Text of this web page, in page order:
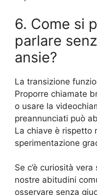
6. Come si
parlare
ansie?
La transizione
Proporre chiamate
o usare la
preannunciati può
La chiave è rispetto
sperimentazione
Se c’è curiosità
nostre abitudini
osservare senza